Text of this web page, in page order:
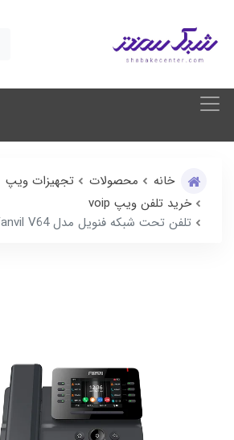
خانه محصولات
تجهیزات ویپ
خرید تلفن ویپ voip
تلفن تحت شبکه فنویل مدل Fanvil V64